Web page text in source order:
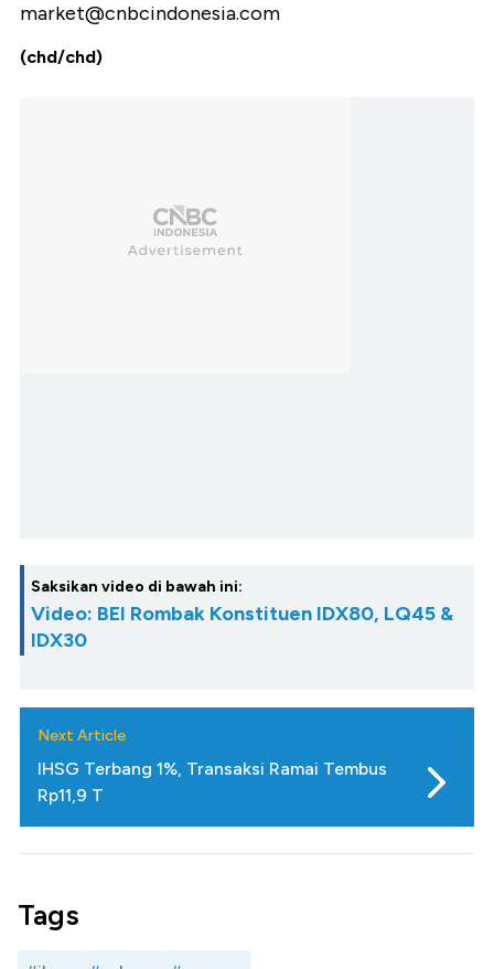
market@cnbcindonesia.com
(chd/chd)
Saksikan video di bawah ini:
Video: BEI Rombak Konstituen IDX80, LQ45 &
IDX30
Next Article
IHSG Terbang 1%, Transaksi Ramai Tembus
Rp11,9 T
Tags